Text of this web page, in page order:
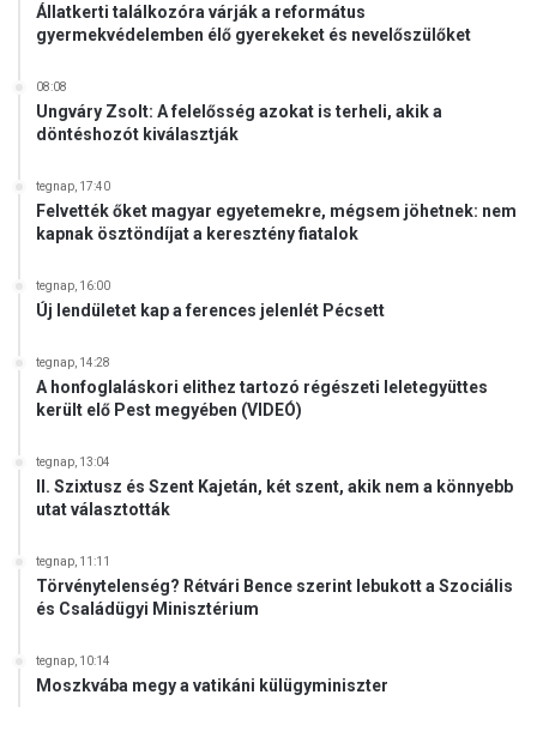
Állatkerti találkozóra várják a református
gyermekvédelemben élő gyerekeket és nevelőszülőket
08:08
Ungváry Zsolt: A felelősség azokat is terheli, akik a
döntéshozót kiválasztják
tegnap, 17:40
Felvették őket magyar egyetemekre, mégsem jöhetnek: nem
kapnak ösztöndíjat a keresztény fiatalok
tegnap, 16:00
Új lendületet kap a ferences jelenlét Pécsett
tegnap, 14:28
A honfoglaláskori elithez tartozó régészeti leletegyüttes
került elő Pest megyében (VIDEÓ)
tegnap, 13:04
II. Szixtusz és Szent Kajetán, két szent, akik nem a könnyebb
utat választották
tegnap, 11:11
Törvénytelenség? Rétvári Bence szerint lebukott a Szociális
és Családügyi Minisztérium
tegnap, 10:14
Moszkvába megy a vatikáni külügyminiszter